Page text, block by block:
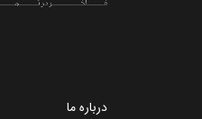
درباره ما